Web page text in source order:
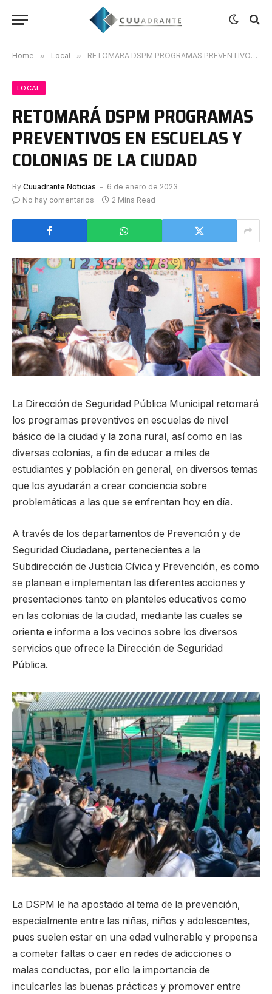
Home » Local » RETOMARÁ DSPM PROGRAMAS PREVENTIVOS EN ESCUELAS Y COLONIAS DE LA CIUDAD
LOCAL
RETOMARÁ DSPM PROGRAMAS
PREVENTIVOS EN ESCUELAS Y
COLONIAS DE LA CIUDAD
By Cuuadrante Noticias
6 de enero de 2023
No hay comentarios
2 Mins Read
La Dirección de Seguridad Pública Municipal retomará
los programas preventivos en escuelas de nivel
básico de la ciudad y la zona rural, así como en las
diversas colonias, a fin de educar a miles de
estudiantes y población en general, en diversos temas
que los ayudarán a crear conciencia sobre
problemáticas a las que se enfrentan hoy en día.
A través de los departamentos de Prevención y de
Seguridad Ciudadana, pertenecientes a la
Subdirección de Justicia Cívica y Prevención, es como
se planean e implementan las diferentes acciones y
presentaciones tanto en planteles educativos como
en las colonias de la ciudad, mediante las cuales se
orienta e informa a los vecinos sobre los diversos
servicios que ofrece la Dirección de Seguridad
Pública.
La DSPM le ha apostado al tema de la prevención,
especialmente entre las niñas, niños y adolescentes,
pues suelen estar en una edad vulnerable y propensa
a cometer faltas o caer en redes de adicciones o
malas conductas, por ello la importancia de
inculcarles las buenas prácticas y promover entre